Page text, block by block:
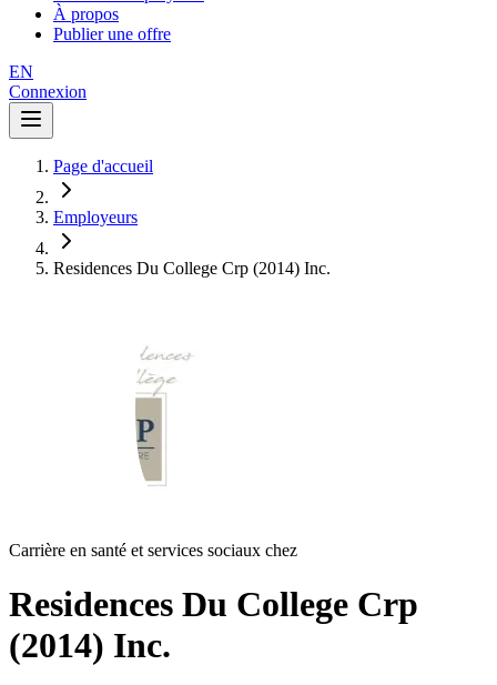
À propos
Publier une offre
EN
Connexion
Page d'accueil
Employeurs
Residences Du College Crp (2014) Inc.
Carrière en santé et services sociaux chez
Residences Du College Crp
(2014) Inc.